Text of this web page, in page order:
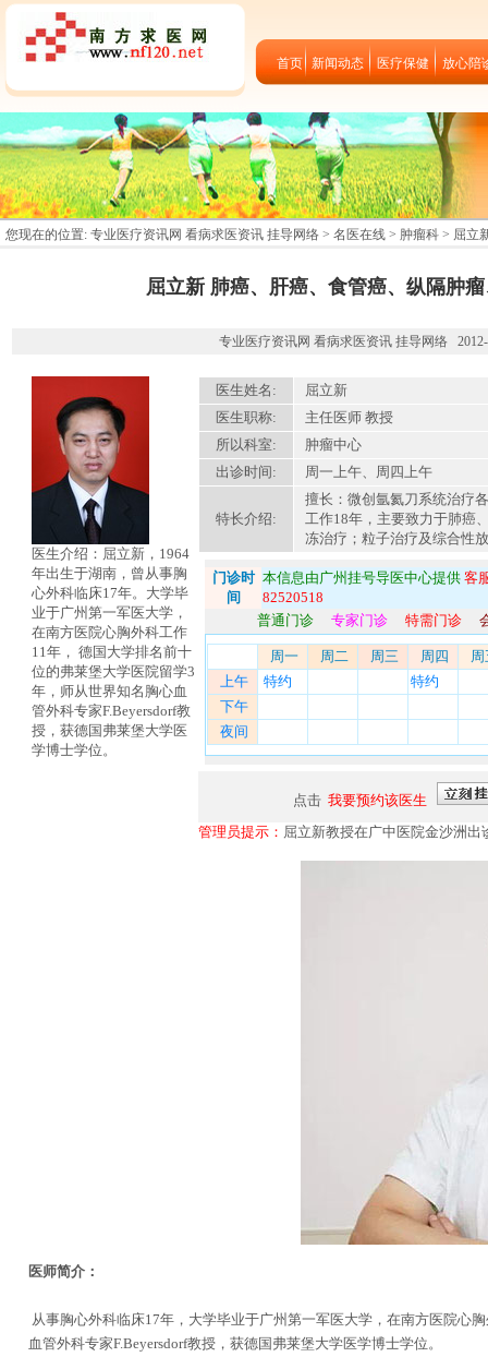
首页 新闻动态 医疗保健 放心陪
您现在的位置: 专业医疗资讯网 看病求医资讯 挂导网络 > 名医在线 > 肿瘤科 > 屈立
屈立新 肺癌、肝癌、食管癌、纵隔肿
专业医疗资讯网 看病求医资讯 挂导网络
医生介绍：屈立新，1964
年出生于湖南，曾从事胸
心外科临床17年。大学毕
业于广州第一军医大学，
在南方医院心胸外科工作
11年， 德国大学排名前十
位的弗莱堡大学医院留学3
年，师从世界知名胸心血
管外科专家F.Beyersdorf教
授，获德国弗莱堡大学医
学博士学位。
医生姓名:
屈立新
医生职称:
主任医师 教授
所以科室:
肿瘤中心
出诊时间:
周一上午、周四上午
特长介绍:
擅长：微创氩氦刀系统治疗
工作18年，主要致力于肺癌
冻治疗；粒子治疗及综合性
门诊时
间
本信息由广州挂号导医中心提供 客
82520518
普通门诊
专家门诊 特需门诊
周一 周二 周三 周四
周
上午
特约
特约
下午
夜间
点击 我要预约该医生
管理员提示： 屈立新教授在广中医院金沙洲出
医师简介：
从事胸心外科临床17年，大学毕业于广州第一军医大学，在南方医院心
血管外科专家F.Beyersdorf教授，获德国弗莱堡大学医学博士学位。